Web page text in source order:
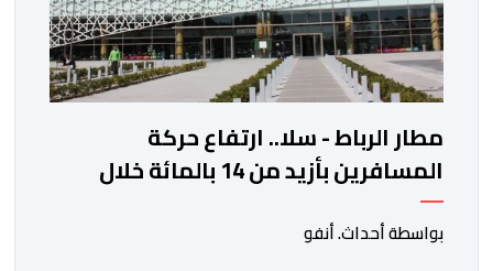
مطار الرباط - سلا.. ارتفاع حركة
المسافرين بأزيد من 14 بالمائة خلال
الفصل الأول من 2026
بواسطة أحداث. أنفو